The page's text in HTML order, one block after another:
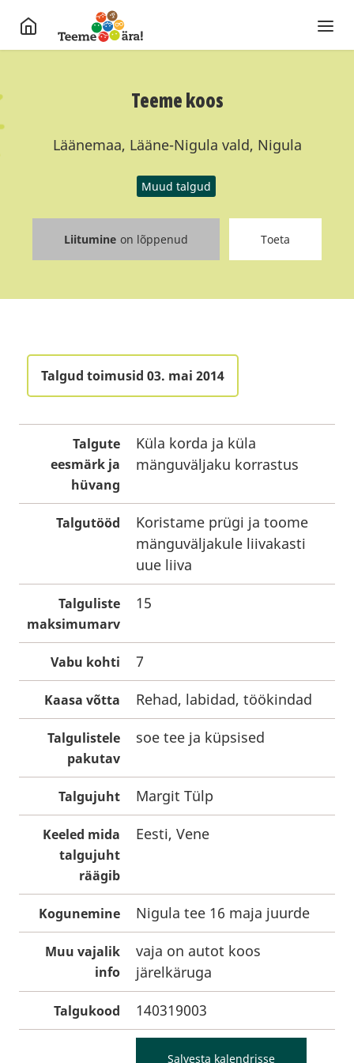
Teeme koos
Läänemaa, Lääne-Nigula vald, Nigula
Muud talgud
Liitumine on lõppenud Toeta
Talgud toimusid 03. mai 2014
Talgute
eesmärk ja
hüvang
Küla korda ja küla
mänguväljaku korrastus
Talgutööd
Koristame prügi ja toome
mänguväljakule liivakasti
uue liiva
Talguliste
maksimumarv
15
Vabu kohti 7
Kaasa võtta Rehad, labidad, töökindad
Talgulistele
pakutav
soe tee ja küpsised
Talgujuht Margit Tülp
Keeled mida
talgujuht
räägib
Eesti, Vene
Kogunemine Nigula tee 16 maja juurde
Muu vajalik
info
vaja on autot koos
järelkäruga
Talgukood 140319003
Salvesta kalendrisse